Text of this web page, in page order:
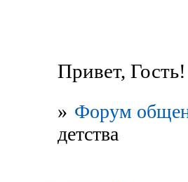
Привет, Гость!
» Форум
детства